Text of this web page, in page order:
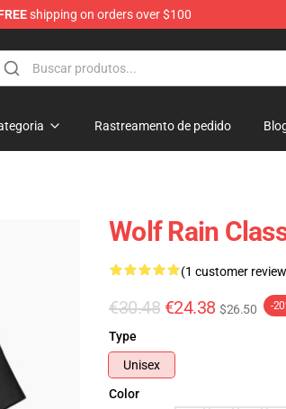
shipping on orders over $100
Rastreamento de pedido
Wolf Rain
(1 customer
€30.48 €24.38 $26.50 -
Type
Unisex
Color